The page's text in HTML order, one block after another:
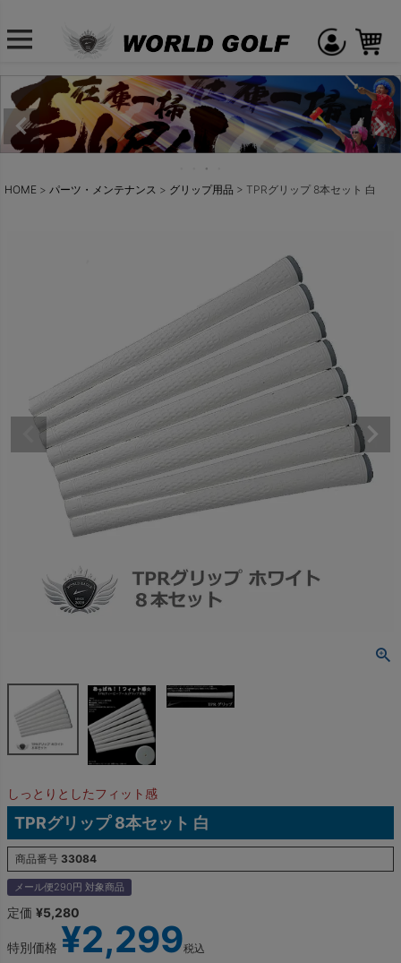
HOME パーツ・メンテナンス グリップ用品 TPRグリップ 8本セット 白
しっとりとしたフィット感
TPRグリップ 8本セット 白
商品番号 33084
メール便290円 対象商品
定価 ¥5,280
特別価格 ¥2,299税込